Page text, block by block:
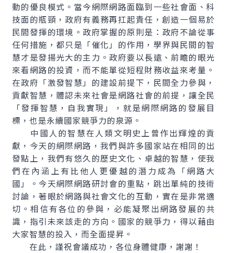
動的優良模式。當今網際網路面臨到一些社會面、科
技面的瓶頸，政府有義務再扛起責任，創造一個易於
民間發揮的環境。政府掌握的原則是：政府不論從事
任何措施，都只是「催化」的作用，學界與民間的智
慧才是發揚光大的主力。政府要以長遠、前瞻的眼光
來看網路的投資，而不能單從短程財務收益來考量。
在政府「激發智慧」的建設前提下，民間全力參與，
貢獻智慧，體認未來社會是網路社會的前提，讓全民
「發揮智慧，自我實現」，就是網際網路的發展目
標，也是永續國家競爭力的泉源。
中國人的智慧在人類文明史上曾作出輝煌的貢
獻，今天的網際網路，我們與許多國家站在相同的出
發點上，我們有悠久的歷史文化、卓越的智慧，使我
們在內涵上有比他人更優越的潛力成為「網路大
國」。今天網際網路研討會的重點，跳出單純的技術
討論，著眼於網路與社會文化的互動，實在是非常適
切。相信有各位的參與，必能凝聚出網路發展的共
識，指引未來該走的方向。國家的競爭力，得以藉由
大家智慧的投入，而全面提昇。
在此，謹祝會議成功，各位身體健康，謝謝！